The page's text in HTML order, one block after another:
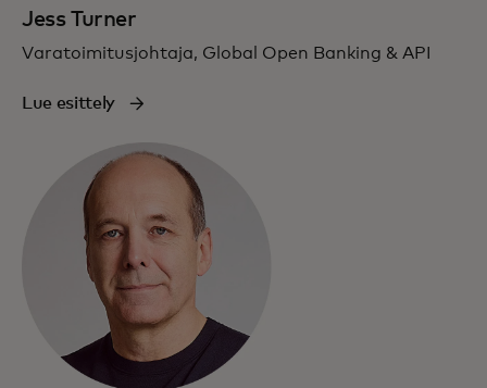
Jess Turner
Varatoimitusjohtaja, Global Open Banking & API
Lue esittely